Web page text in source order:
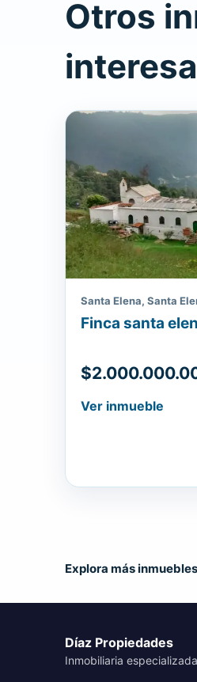
Otros
Santa Elena, Santa
Finca santa
Ver inmueble
Explora más
Díaz Propiedades
Inmobiliaria